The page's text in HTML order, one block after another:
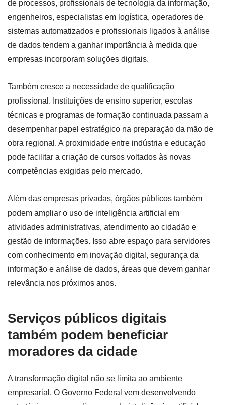
de processos, profissionais de tecnologia da informação,
engenheiros, especialistas em logística, operadores de
sistemas automatizados e profissionais ligados à análise
de dados tendem a ganhar importância à medida que
empresas incorporam soluções digitais.
Também cresce a necessidade de qualificação
profissional. Instituições de ensino superior, escolas
técnicas e programas de formação continuada passam a
desempenhar papel estratégico na preparação da mão de
obra regional. A proximidade entre indústria e educação
pode facilitar a criação de cursos voltados às novas
competências exigidas pelo mercado.
Além das empresas privadas, órgãos públicos também
podem ampliar o uso de inteligência artificial em
atividades administrativas, atendimento ao cidadão e
gestão de informações. Isso abre espaço para servidores
com conhecimento em inovação digital, segurança da
informação e análise de dados, áreas que devem ganhar
relevância nos próximos anos.
Serviços públicos digitais
também podem beneficiar
moradores da cidade
A transformação digital não se limita ao ambiente
empresarial. O Governo Federal vem desenvolvendo